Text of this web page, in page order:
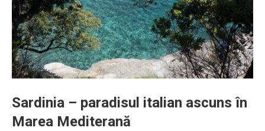
Sardinia – paradisul italian ascuns în
Marea Mediterană